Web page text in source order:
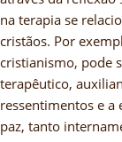
na terapia se
cristãos. Por
cristianismo, pode
terapêutico,
ressentimentos e a
paz, tanto